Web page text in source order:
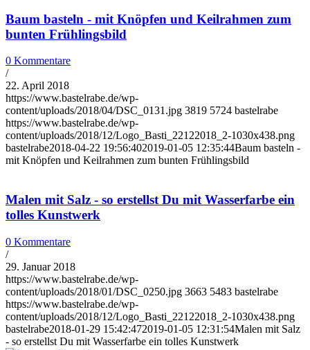
Baum basteln - mit Knöpfen und Keilrahmen zum
bunten Frühlingsbild
0 Kommentare
/
22. April 2018
https://www.bastelrabe.de/wp-
content/uploads/2018/04/DSC_0131.jpg 3819 5724 bastelrabe
https://www.bastelrabe.de/wp-
content/uploads/2018/12/Logo_Basti_22122018_2-1030x438.png
bastelrabe2018-04-22 19:56:402019-01-05 12:35:44Baum basteln -
mit Knöpfen und Keilrahmen zum bunten Frühlingsbild
Malen mit Salz - so erstellst Du mit Wasserfarbe ein
tolles Kunstwerk
0 Kommentare
/
29. Januar 2018
https://www.bastelrabe.de/wp-
content/uploads/2018/01/DSC_0250.jpg 3663 5483 bastelrabe
https://www.bastelrabe.de/wp-
content/uploads/2018/12/Logo_Basti_22122018_2-1030x438.png
bastelrabe2018-01-29 15:42:472019-01-05 12:31:54Malen mit Salz
- so erstellst Du mit Wasserfarbe ein tolles Kunstwerk